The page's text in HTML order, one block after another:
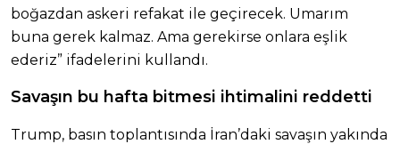
boğazdan askeri refakat ile geçirecek. Umarım
buna gerek kalmaz. Ama gerekirse onlara eşlik
ederiz” ifadelerini kullandı.
Savaşın bu hafta bitmesi ihtimalini reddetti
Trump, basın toplantısında İran’daki savaşın yakında